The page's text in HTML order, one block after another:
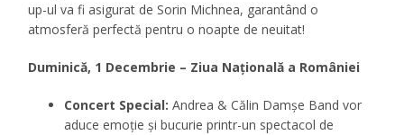
up-ul va fi asigurat de Sorin Michnea, garantând o
atmosferă perfectă pentru o noapte de neuitat!
Duminică, 1 Decembrie – Ziua Națională a României
Concert Special: Andrea & Călin Damșe Band vor
aduce emoție și bucurie printr-un spectacol de